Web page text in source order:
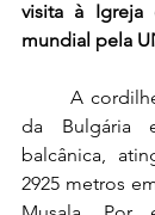
visita à Igreja
mundial pela
	A cordilheira de Rila é a mais alta
da Bulgária
balcânica,
2925 metros